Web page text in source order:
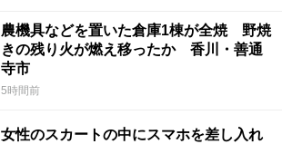
農機具などを置いた倉庫1棟が全焼 野焼
きの残り火が燃え移ったか 香川・善通
寺市
5時間前
女性のスカートの中にスマホを差し入れ